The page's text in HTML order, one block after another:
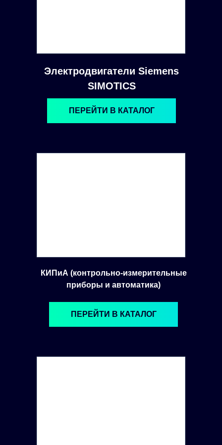
Электродвигатели Siemens
SIMOTICS
ПЕРЕЙТИ В КАТАЛОГ
КИПиА (контрольно-измерительные
приборы и автоматика)
ПЕРЕЙТИ В КАТАЛОГ